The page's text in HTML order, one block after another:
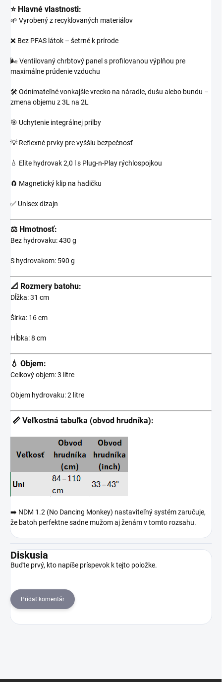
⭐ Hlavné vlastnosti:
🌱 Vyrobený z recyklovaných materiálov
❌ Bez PFAS látok – šetrné k prírode
🌬️ Ventilovaný chrbtový panel s profilovanou výplňou pre
maximálne prúdenie vzduchu
🛠️ Odnímateľné vonkajšie vrecko na náradie, dušu alebo bundu –
zmena objemu z 3L na 2L
🎯 Uchytenie integrálnej prilby
💡 Reflexné prvky pre vyššiu bezpečnosť
💧 Elite hydrovak 2,0 l s Plug-n-Play rýchlospojkou
🧲 Magnetický klip na hadičku
✅ Unisex dizajn
⚖️ Hmotnosť:
Bez hydrovaku: 430 g
S hydrovakom: 590 g
📐 Rozmery batohu:
Dĺžka: 31 cm
Šírka: 16 cm
Hĺbka: 8 cm
💧 Objem:
Celkový objem: 3 litre
Objem hydrovaku: 2 litre
📏 Veľkostná tabuľka (obvod hrudníka):
➡️ NDM 1.2 (No Dancing Monkey) nastaviteľný systém zaručuje,
že batoh perfektne sadne mužom aj ženám v tomto rozsahu.
Diskusia
Buďte prvý, kto napíše príspevok k tejto položke.
Pridať komentár